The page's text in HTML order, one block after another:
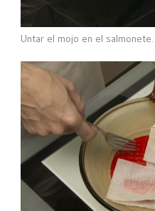
Untar el mojo en el salmonete.